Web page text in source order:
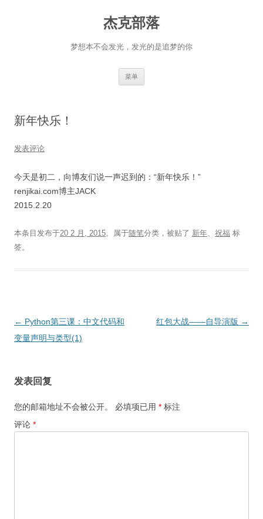
杰克部落
梦想本不会发光，发光的是追梦的你
菜单
新年快乐！
发表评论
今天是初二，向博友们说一声迟到的：“新年快乐！”
renjikai.com博主JACK
2015.2.20
本条目发布于20 2 月, 2015。属于随笔分类，被贴了 新年、 祝福 标
签。
文
章
← Python第三课：中文代码和
变量声明与类型(1)
红包大战——自导演版 →
发表回复
您的邮箱地址不会被公开。 必填项已用 * 标注
评论 *